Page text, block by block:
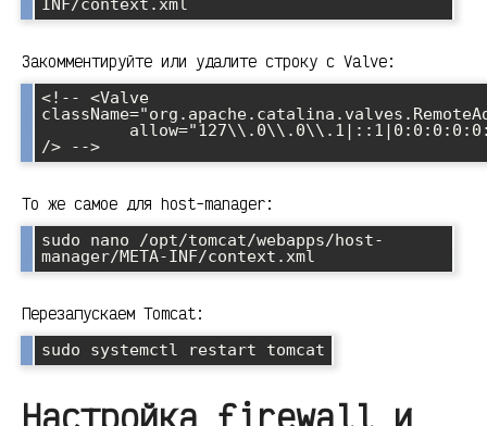
Закомментируйте или удалите строку с Valve:
<!-- <Valve
То же самое для host-manager:
sudo nano /opt/tomcat/webapps/host-
Перезапускаем Tomcat:
Настройка firewall и